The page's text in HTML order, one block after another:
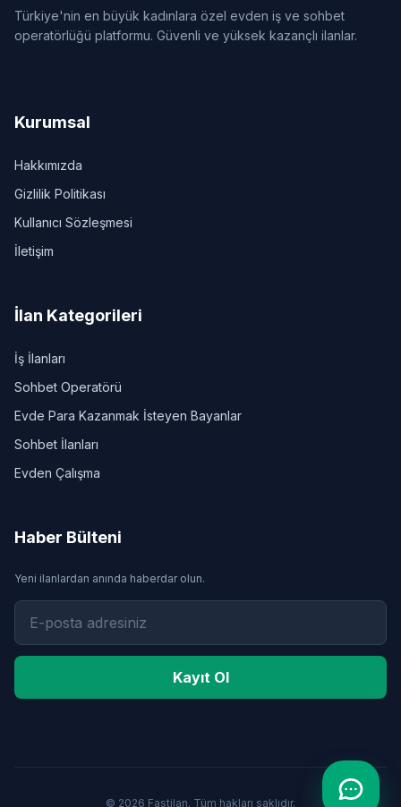
Türkiye'nin en büyük kadınlara özel evden iş ve sohbet
operatörlüğü platformu. Güvenli ve yüksek kazançlı ilanlar.
Kurumsal
Hakkımızda
Gizlilik Politikası
Kullanıcı Sözleşmesi
İletişim
İlan Kategorileri
İş İlanları
Sohbet Operatörü
Evde Para Kazanmak İsteyen Bayanlar
Sohbet İlanları
Evden Çalışma
Haber Bülteni
Yeni ilanlardan anında haberdar olun.
Kayıt Ol
© 2026 Fastilan. Tüm hakları saklıdır.